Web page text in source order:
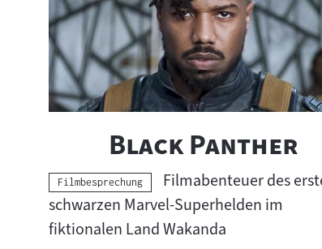
h
e
r
g
e
b
s
s
e
"
Black Panther"
Kategorie:
Filmbesprechung
Filmabenteuer des
schwarzen Marvel-Superhelden im
fiktionalen Land Wakanda